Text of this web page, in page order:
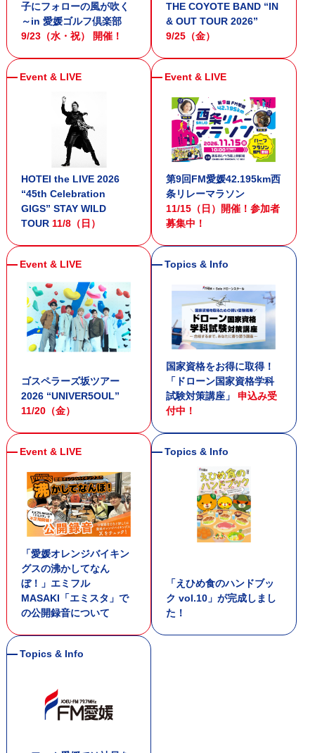
子にフォローの風が吹く
～in 愛媛ゴルフ倶楽部
9/23（水・祝） 開催！
THE COYOTE BAND “IN
& OUT TOUR 2026”
9/25（金）
HOTEI the LIVE 2026
“45th Celebration
GIGS” STAY WILD
TOUR 11/8（日）
第9回FM愛媛42.195km西
条リレーマラソン
11/15（日）開催！参加者
募集中！
ゴスペラーズ坂ツアー
2026 “UNIVER5OUL”
11/20（金）
国家資格をお得に取得！
「ドローン国家資格学科
試験対策講座」申込み受
付中！
「愛媛オレンジバイキン
グスの沸かしてなん
ぼ！」エミフル
MASAKI「エミスタ」で
の公開録音について
「えひめ食のハンドブッ
ク vol.10」が完成しまし
た！